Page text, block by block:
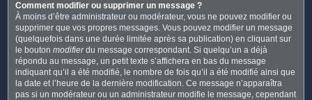
Comment modifier ou supprimer un message ?
À moins d’être administrateur ou modérateur, vous ne pouvez modifier ou
supprimer que vos propres messages. Vous pouvez modifier un message
(quelquefois dans une durée limitée après sa publication) en cliquant sur
le bouton modifierdu message correspondant. Si quelqu’un a déjà
répondu au message, un petit texte s’affichera en bas du message
indiquant qu’il a été modifié, le nombre de fois qu’il a été modifié ainsi que
la date et l’heure de la dernière modification. Ce message n’apparaîtra
pas si un modérateur ou un administrateur modifie le message, cependant